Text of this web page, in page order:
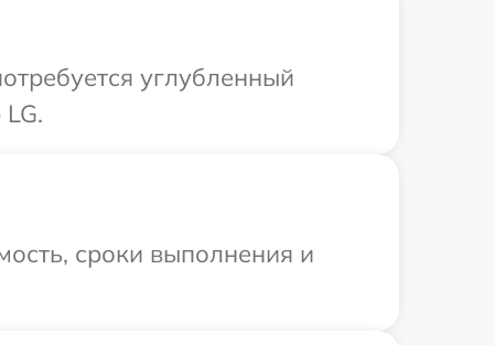
углубленный
сроки выполнения и